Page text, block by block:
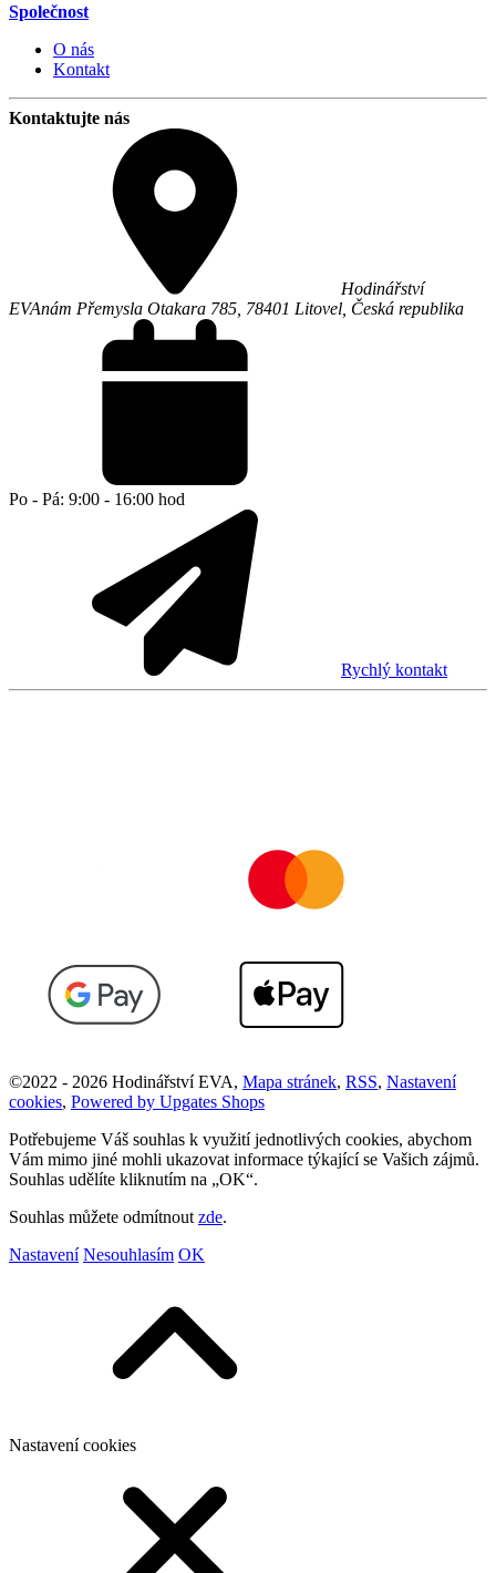
Společnost
O nás
Kontakt
Kontaktujte nás
Hodinářství
EVAnám Přemysla Otakara 785, 78401 Litovel Česká republika
Po - Pá: 9:00 - 16:00 hod
Rychlý kontakt
©2022 - 2026 Hodinářství EVA, Mapa stránek, RSS, Nastavení
cookies, Powered by Upgates Shops
Potřebujeme Váš souhlas k využití jednotlivých cookies, abychom
Vám mimo jiné mohli ukazovat informace týkající se Vašich zájmů.
Souhlas udělíte kliknutím na „OK“.
Souhlas můžete odmítnout zde.
Nastavení Nesouhlasím OK
Nastavení cookies